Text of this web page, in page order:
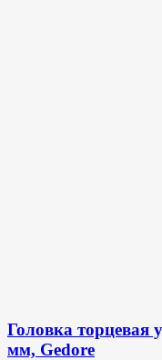
Головка торцевая
мм, Gedore